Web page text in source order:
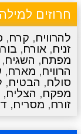
חרוזים למילה
להרוויח, קרח,
זניח, אורח,
מפתח, השגיח,
הרוויח, מארח,
סולח, הבטיח,
מפקח, הצליח,
זורח, מסריח,